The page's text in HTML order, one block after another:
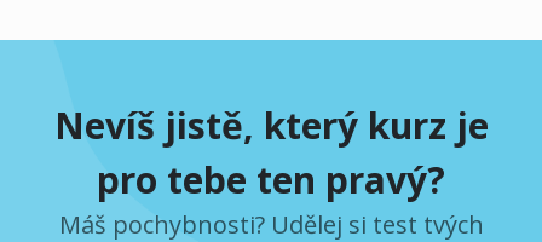
Nevíš jistě, který kurz je
pro tebe ten pravý?
Máš pochybnosti? Udělej si test tvých